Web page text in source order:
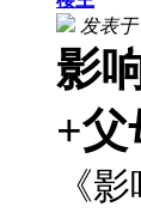
发表于
影
+父
《